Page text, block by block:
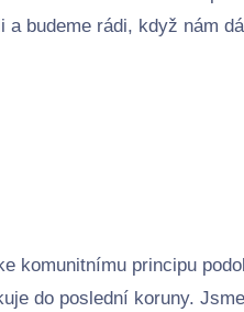
budeme rádi, když nám
komunitnímu principu
do poslední koruny.